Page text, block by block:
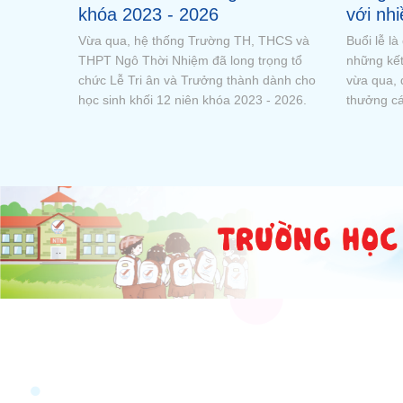
cho học sinh lớp 12 đã tốt
nghiệp THPT năm 2026
Thông báo về việc trả hồ sơ cho học sinh
lớp 12 đã tốt nghiệp THPT năm 2026
Ngô
khen
Trường
Nhiệm
Sở Giáo
tích xuất